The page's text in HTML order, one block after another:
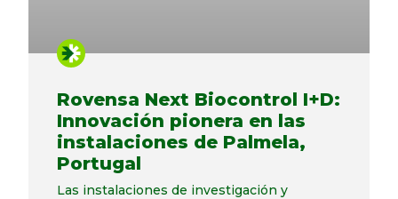
Rovensa Next Biocontrol I+D:
Innovación pionera en las
instalaciones de Palmela,
Portugal
Las instalaciones de investigación y